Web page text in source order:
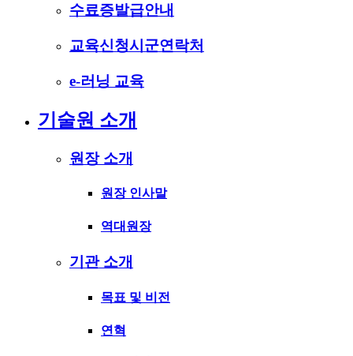
수료증발급안내
교육신청시군연락처
e-러닝 교육
기술원 소개
원장 소개
원장 인사말
역대원장
기관 소개
목표 및 비전
연혁